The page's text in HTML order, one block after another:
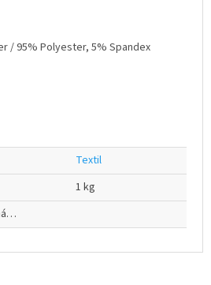
/ 95% Polyester, 5% Spandex
Textil
1 kg